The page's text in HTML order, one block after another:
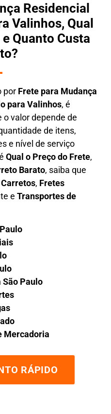
Residencial
Valinhos, Qual
Quanto Custa
por Frete para Mudança
para Valinhos, é
valor depende de
de itens,
e nível de serviço
Qual o Preço do Frete,
Barato, saiba que
Carretos, Fretes
e Transportes de
Paulo
Mercadoria
RÁPIDO